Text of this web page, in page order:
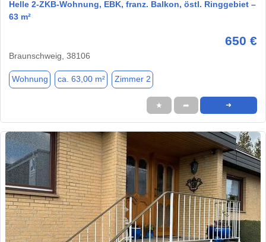
Helle 2‑ZKB‑Wohnung, EBK, franz. Balkon, östl. Ringgebiet –
63 m²
650 €
Braunschweig, 38106
Wohnung ca. 63,00 m² Zimmer 2
★ ➦ ➜